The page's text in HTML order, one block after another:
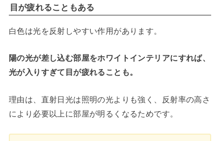
目が疲れることもある
白色は光を反射しやすい作用があります。
陽の光が差し込む部屋をホワイトインテリアにすれば、
光が入りすぎて目が疲れることも。
理由は、直射日光は照明の光よりも強く、反射率の高さ
により必要以上に部屋が明るくなるためです。